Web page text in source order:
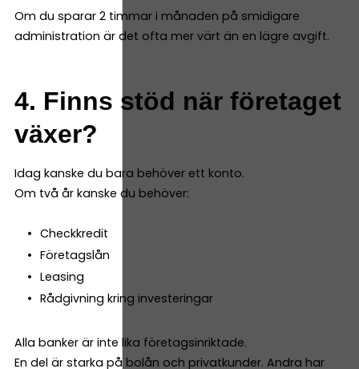
Om du sparar 2 timmar i månaden på smidigare
administration är det ofta mer värt än en lägre avgift.
4. Finns stöd när företaget
växer?
Idag kanske du bara behöver ett konto.
Om två år kanske du behöver:
Checkkredit
Företagslån
Leasing
Rådgivning kring investeringar
Alla banker är inte lika företagsinriktade.
En del är starka på bolån och privatkunder. Andra har